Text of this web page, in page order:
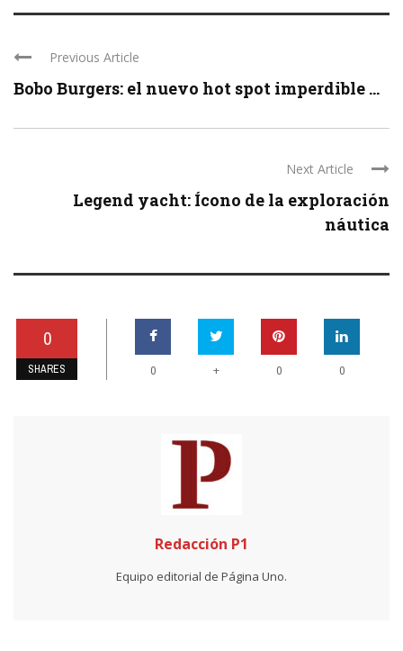
Previous Article
Bobo Burgers: el nuevo hot spot imperdible ...
Next Article
Legend yacht: Ícono de la exploración
náutica
0
SHARES 0 + 0 0
Redacción P1
Equipo editorial de Página Uno.